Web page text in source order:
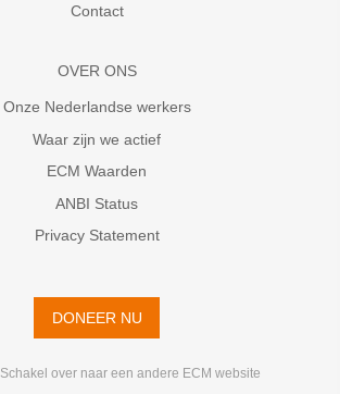
Contact
OVER ONS
Onze Nederlandse werkers
Waar zijn we actief
ECM Waarden
ANBI Status
Privacy Statement
DONEER NU
Schakel over naar een andere ECM website